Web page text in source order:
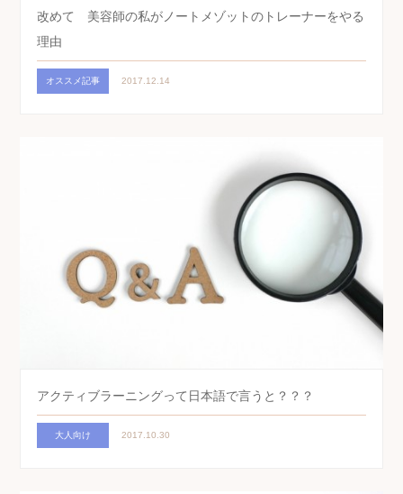
改めて 美容師の私がノートメゾットのトレーナーをやる
理由
オススメ記事 2017.12.14
アクティブラーニングって日本語で言うと？？？
大人向け 2017.10.30